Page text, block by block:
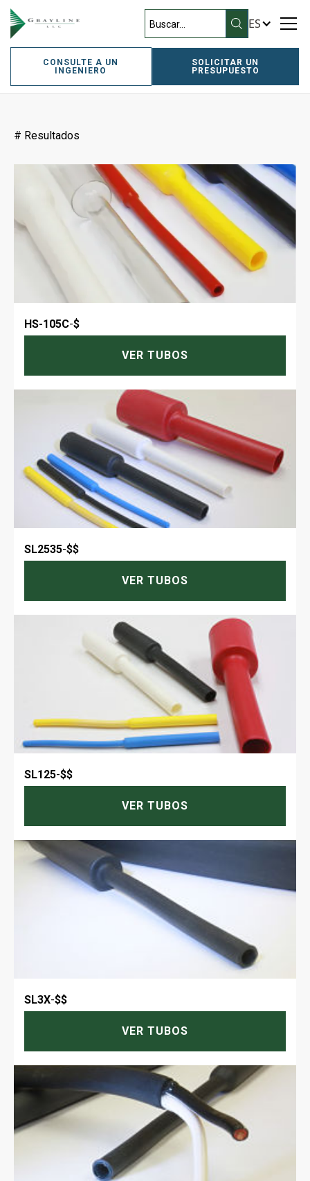
ES
CONSULTE A UN
INGENIERO
SOLICITAR UN
PRESUPUESTO
# Resultados
HS-105C-$
VER TUBOS
SL2535-$$
VER TUBOS
SL125-$$
VER TUBOS
SL3X-$$
VER TUBOS